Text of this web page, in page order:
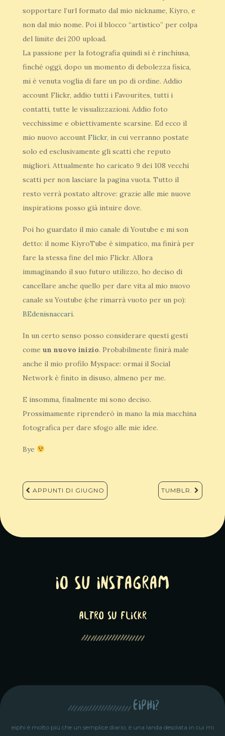
sopportare l’url formato dal mio nickname, Kiyro, e
non dal mio nome. Poi il blocco “artistico” per colpa
del limite dei 200 upload.
La passione per la fotografia quindi si è rinchiusa,
finché oggi, dopo un momento di debolezza fisica,
mi è venuta voglia di fare un po di ordine. Addio
account Flickr, addio tutti i Favourites, tutti i
contatti, tutte le visualizzazioni. Addio foto
vecchissime e obiettivamente scarsine. Ed ecco il
mio nuovo account Flickr, in cui verranno postate
solo ed esclusivamente gli scatti che reputo
migliori. Attualmente ho caricato 9 dei 108 vecchi
scatti per non lasciare la pagina vuota. Tutto il
resto verrà postato altrove: grazie alle mie nuove
inspirations posso già intuire dove.
Poi ho guardato il mio canale di Youtube e mi son
detto: il nome KiyroTube è simpatico, ma finirà per
fare la stessa fine del mio Flickr. Allora
immaginando il suo futuro utilizzo, ho deciso di
cancellare anche quello per dare vita al mio nuovo
canale su Youtube (che rimarrà vuoto per un po):
BEdenisnaccari.
In un certo senso posso considerare questi gesti
come un nuovo inizio. Probabilmente finirà male
anche il mio profilo Myspace: ormai il Social
Network è finito in disuso, almeno per me.
E insomma, finalmente mi sono deciso.
Prossimamente riprenderò in mano la mia macchina
fotografica per dare sfogo alle mie idee.
Bye
Navigazione
articoli
APPUNTI DI GIUGNO TUMBLR.
Io su Instagram
altro su Flickr
eiphi?
eiphi è molto più che un semplice diario, è una landa desolata in cui mi